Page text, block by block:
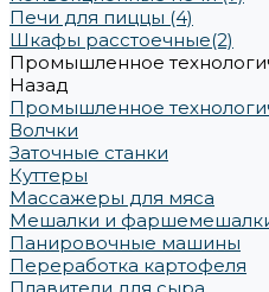
Печи для пиццы (4)
Шкафы расстоечные(2)
Промышленное
Назад
Промышленное
Волчки
Заточные станки
Куттеры
Массажеры для мяса
Мешалки и
Панировочные машины
Переработка картофеля